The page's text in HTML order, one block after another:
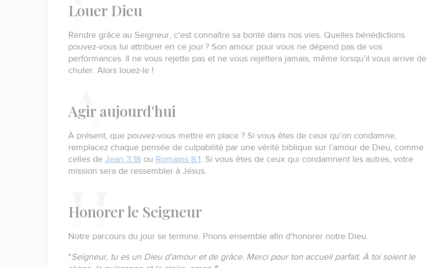
Louer Dieu
Rendre grâce au Seigneur, c'est connaître sa bonté dans nos vies. Quelles bénédictions
pouvez-vous lui attribuer en ce jour ? Son amour pour vous ne dépend pas de vos
performances.
Il ne vous rejette pas et ne vous rejettera jamais, même lorsqu’il vous arrive de
chuter. Alors louez-le !
Agir aujourd'hui
À présent, que pouvez-vous mettre en place ? Si vous êtes de ceux qu’on condamne,
remplacez chaque pensée de culpabilité par une vérité biblique sur l’amour de Dieu, comme
celles de Jean 3.18ou Romains 8.1 . Si vous êtes de ceux qui condamnent les autres, votre
mission sera de ressembler à Jésus.
Honorer le Seigneur
Notre parcours du jour se termine. Prions ensemble afin d'honorer notre Dieu.
"Seigneur, tu es un Dieu d’amour et de grâce. Merci pour ton accueil parfait. À toi soient le